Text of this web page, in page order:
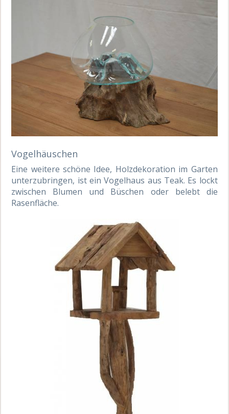
Vogelhäuschen
Eine weitere schöne Idee, Holzdekoration im Garten
unterzubringen, ist ein Vogelhaus aus Teak. Es lockt
zwischen Blumen und Büschen oder belebt die
Rasenfläche.